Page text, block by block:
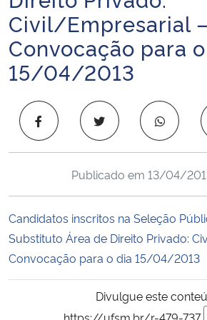
Ministério da Cidadania
Ministério da Saúde
Ministério da Ciência, Tecnologia, Inovações e
Ministério do Desenvolvimento Regional
Controladoria-Geral da União
Ministério da Mulher, da Família e dos Direitos
Civil/Empresarial –
Convocação para
15/04/2013
Publicado em 13/04/
Candidatos inscritos na Seleção
Substituto Área de Direito Privado:
Convocação para o dia 15/04/2013
Divulgue este
https://ufsm.br/r-479-737